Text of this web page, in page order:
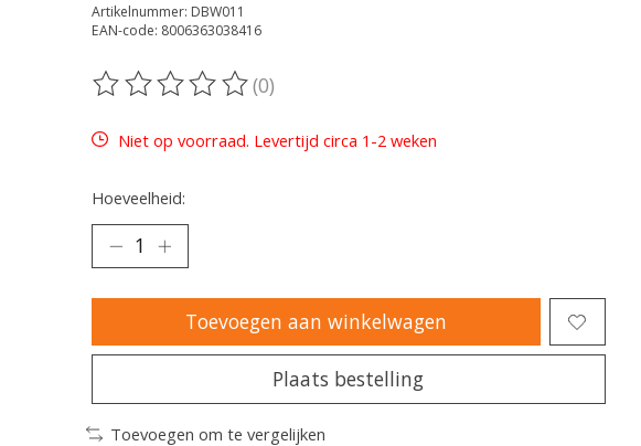
Artikelnummer: DBW011
EAN-code: 8006363038416
De beoordeling van dit product is
(0)
Niet op voorraad. Levertijd circa 1-2 weken
Hoeveelheid:
Toevoegen aan winkelwagen
Plaats bestelling
Toevoegen om te vergelijken